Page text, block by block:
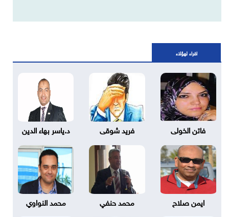
اقراء لهؤلاء
فاتن الخولى فريد شوقى د.ياسر بهاء الدين
ايمن صلاح محمد حنفي محمد النواوي